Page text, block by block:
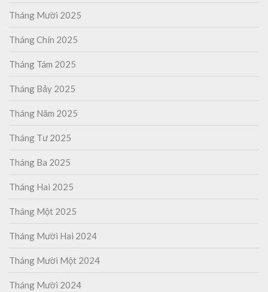
Tháng Mười 2025
Tháng Chín 2025
Tháng Tám 2025
Tháng Bảy 2025
Tháng Năm 2025
Tháng Tư 2025
Tháng Ba 2025
Tháng Hai 2025
Tháng Một 2025
Tháng Mười Hai 2024
Tháng Mười Một 2024
Tháng Mười 2024